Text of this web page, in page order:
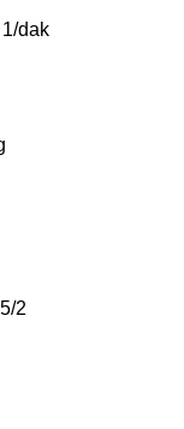
1/dak
2